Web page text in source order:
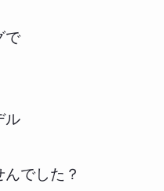
で
ル
でした？